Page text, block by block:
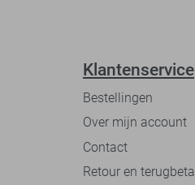
Klantenservice
Bestellingen
Over mijn account
Contact
Retour en